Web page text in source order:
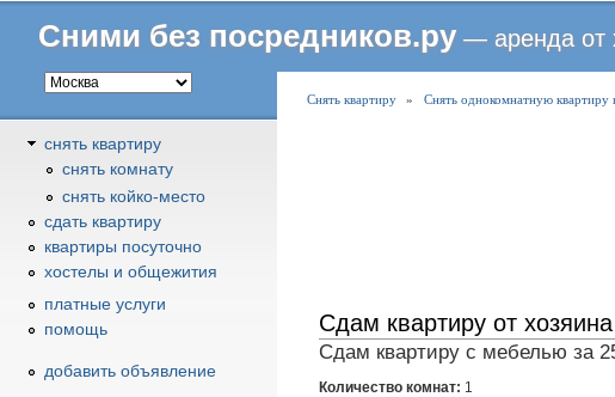
Сними без посредников.ру — аренда от
В
Снять квартиру » Снять однокомнатную квартиру
Сдам квартиру от хозяина
Сдам квартиру с мебелью за
Количество комнат: 1
снять квартиру
снять комнату
снять койко-место
cдать квартиру
квартиры посуточно
хостелы и общежития
платные услуги
помощь
добавить объявление